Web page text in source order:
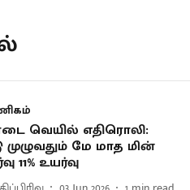
வெயில் எதிரொலி:
முழுவதும் மே மாத மின்
11% உயர்வு